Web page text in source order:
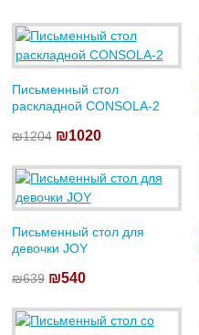
Письменный стол
раскладной CONSOLA-2
₪1204 ₪1020
Письменный стол для
девочки JOY
₪639 ₪540